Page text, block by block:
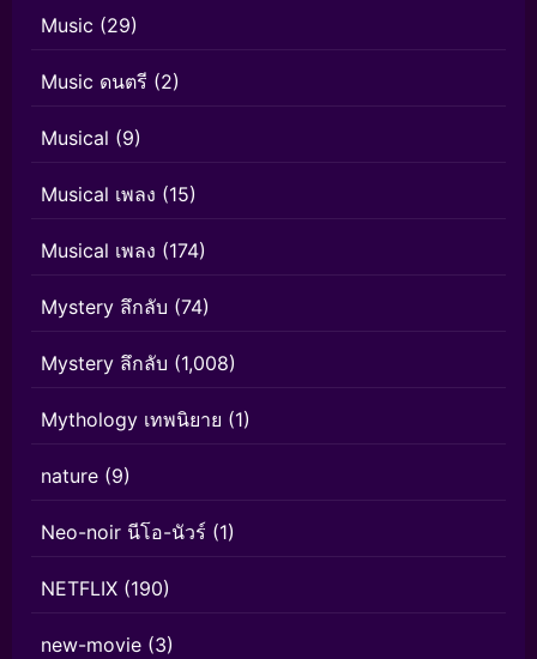
Music (29)
Music ดนตรี (2)
Musical (9)
Musical เพลง (15)
Musical เพลง (174)
Mystery ลึกลับ (74)
Mystery ลึกลับ (1,008)
Mythology เทพนิยาย (1)
nature (9)
Neo-noir นีโอ-นัวร์ (1)
NETFLIX (190)
new-movie (3)